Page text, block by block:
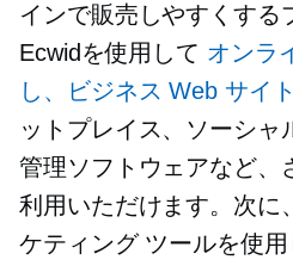
インで販売しやすくする
Ecwidを使用して オンラ
し、ビジネス Web サイ
ットプレイス、ソーシャ
管理ソフトウェアなど、
利用いただけます。次に
ケティング ツールを使